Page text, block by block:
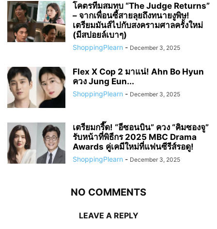
โคตรทีมสมทบ “The Judge Returns”
– จากเพื่อนซี้สายลุยถึงทนายงูพิษ!
เตรียมมันส์ไปกับสงครามศาลครั้งใหม่
(มีสปอยล์เบาๆ)
ShoppingPlearn - December 3, 2025
Flex X Cop 2 มาแน่! Ahn Bo Hyun
ควง Jung Eun...
ShoppingPlearn - December 3, 2025
เตรียมกรี๊ด! “อีซอนบิน” ควง “คิมซองจู”
รับหน้าที่พิธีกร 2025 MBC Drama
Awards คู่เคมีใหม่ที่แฟนซีรีส์รอดู!
ShoppingPlearn - December 3, 2025
NO COMMENTS
LEAVE A REPLY